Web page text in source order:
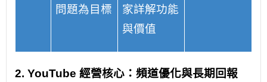
問題為目標
家詳解功能
與價值
2. YouTube 經營核心：頻道優化與長期回報